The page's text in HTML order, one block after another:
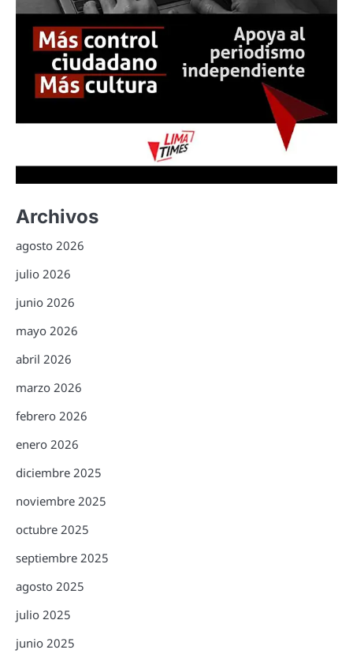
Archivos
agosto 2026
julio 2026
junio 2026
mayo 2026
abril 2026
marzo 2026
febrero 2026
enero 2026
diciembre 2025
noviembre 2025
octubre 2025
septiembre 2025
agosto 2025
julio 2025
junio 2025